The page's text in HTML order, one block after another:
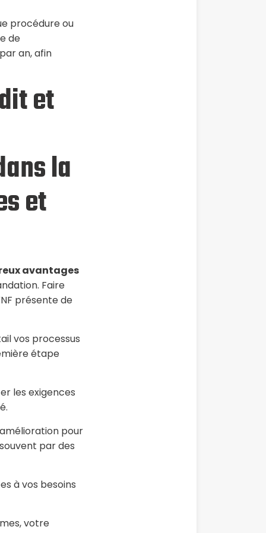
procédure ou
de
an, afin
et
la
et
avantages
Faire
présente de
vos processus
étape
les exigences
pour
par des
à vos besoins
votre